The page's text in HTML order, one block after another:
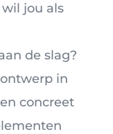
jou als
de slag?
in
concreet